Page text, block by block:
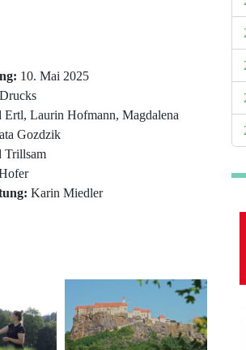
10. Mai 2025
Ertl, Laurin Hofmann, Magdalena
Gozdzik
Trillsam
Karin Miedler